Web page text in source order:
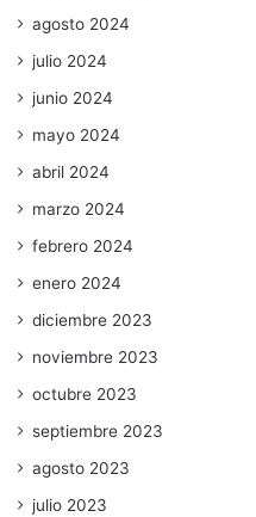
agosto 2024
julio 2024
junio 2024
mayo 2024
abril 2024
marzo 2024
febrero 2024
enero 2024
diciembre 2023
noviembre 2023
octubre 2023
septiembre 2023
agosto 2023
julio 2023